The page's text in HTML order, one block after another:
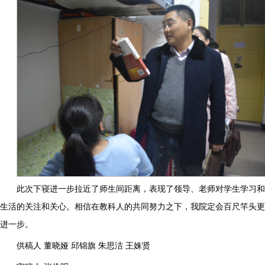
此次下寝进一步拉近了师生间距离，表现了领导、老师对学生学习和
生活的关注和关心。相信在教科人的共同努力之下，我院定会百尺竿头更
进一步。
供稿人 董晓娅 邱锦旗 朱思洁 王姝贤